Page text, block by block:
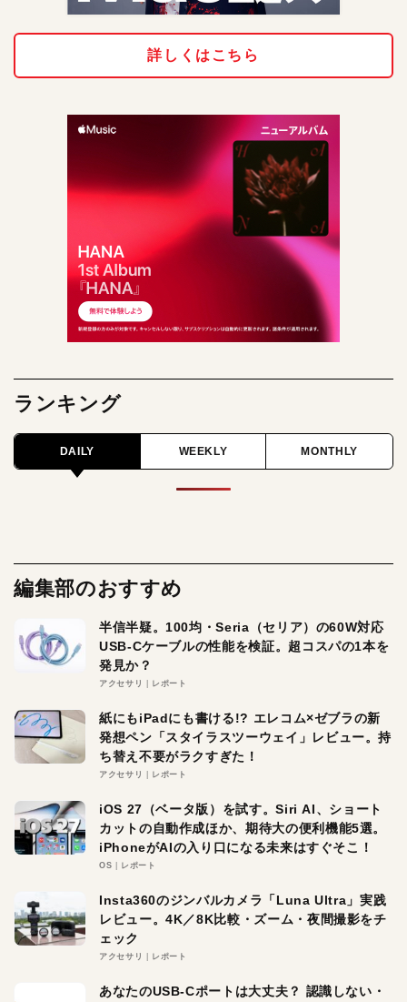
詳しくはこちら
ランキング
DAILY WEEKLY MONTHLY
編集部のおすすめ
半信半疑。100均・Seria（セリア）の60W対応
USB-Cケーブルの性能を検証。超コスパの1本を
発見か？
アクセサリ レポート
紙にもiPadにも書ける!? エレコム×ゼブラの新
発想ペン「スタイラスツーウェイ」レビュー。持
ち替え不要がラクすぎた！
アクセサリ レポート
iOS 27（ベータ版）を試す。Siri AI、ショート
カットの自動作成ほか、期待大の便利機能5選。
iPhoneがAIの入り口になる未来はすぐそこ！
OS レポート
Insta360のジンバルカメラ「Luna Ultra」実践
レビュー。4K／8K比較・ズーム・夜間撮影をチ
ェック
アクセサリ レポート
あなたのUSB-Cポートは大丈夫？ 認識しない・